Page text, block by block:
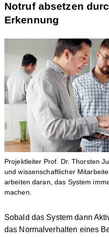
Notruf absetzen
Erkennung
Projektleiter Prof. Dr. Thorsten
und wissenschaftlicher
arbeiten daran, das System
machen.
Sobald das System dann
das Normalverhalten eines